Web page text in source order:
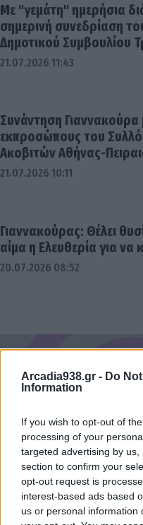
Arcadia938.gr - Do
Information
If you wish to opt-out of
processing of your
targeted advertising by
section to confirm your
opt-out request is
interest-based ads based
us or personal information
Με "γεμάτη" ημερήσια
σημερινή συνεδρίαση
Δημοτικού Συμβουλίου
21.07.2026 11:43
Συνάντηση Γιαννακούρα
εκπροσώπους του
Ακοβιτών Αθήνας-
21.07.2026 10:11
Γιαννακούρας: Θέλει
αίμα η Ελευθερία για να
20.07.2026 08:52
Την Κυριακή 26